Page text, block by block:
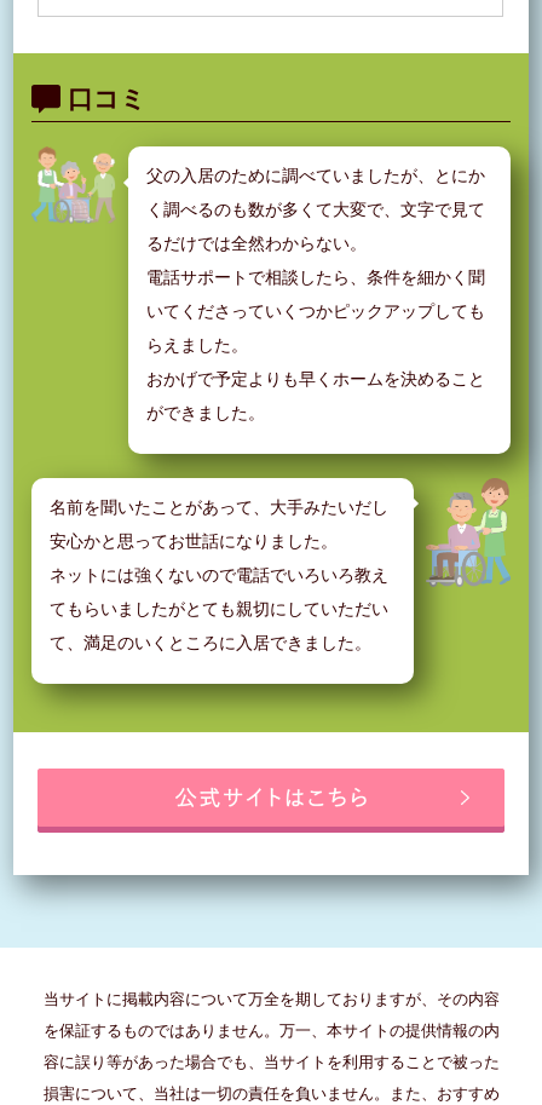
口コミ
父の入居のために調べていましたが、とにか
く調べるのも数が多くて大変で、文字で見て
るだけでは全然わからない。
電話サポートで相談したら、条件を細かく聞
いてくださっていくつかピックアップしても
らえました。
おかげで予定よりも早くホームを決めること
ができました。
名前を聞いたことがあって、大手みたいだし
安心かと思ってお世話になりました。
ネットには強くないので電話でいろいろ教え
てもらいましたがとても親切にしていただい
て、満足のいくところに入居できました。
当サイトに掲載内容について万全を期しておりますが、その内容
を保証するものではありません。万一、本サイトの提供情報の内
容に誤り等があった場合でも、当サイトを利用することで被った
損害について、当社は一切の責任を負いません。また、おすすめ